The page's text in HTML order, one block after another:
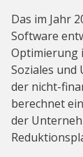
Das im Jahr
Software
Optimierung
Soziales und
der nicht-
berechnet
der